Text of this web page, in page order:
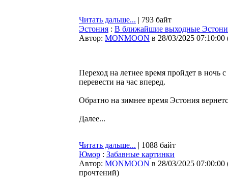
Читать дальше... | 793 байт
Эстония : В ближайшие выходные
Автор: MONMOON в 28/03/2025 07:10:00
Переход на летнее время пройдет в ночь
перевести на час вперед.
Обратно на зимнее время Эстония
Далее...
Читать дальше... | 1088 байт
Юмор : Забавные картинки
Автор: MONMOON в 28/03/2025 07:00:00
прочтений)